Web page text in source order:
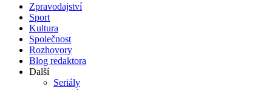
Zpravodajství
Sport
Kultura
Společnost
Rozhovory
Blog redaktora
Další
Seriály